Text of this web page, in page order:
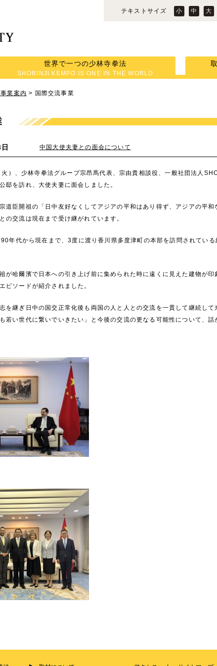
テキストサイズ 小 中 大
世界で一つの少林寺拳法
SHORINJI KEMPO IS ONE IN THE WORLD
業案内 > 国際交流事業
中国大使夫妻との面会について
）、少林寺拳法グループ宗昂馬代表、宗由貴相談役、一般社団法人
邸を訪れ、大使夫妻に面会しました。
道臣開祖の「日中友好なくしてアジアの平和はあり得ず、アジアの平
の交流は現在まで受け継がれています。
年代から現在まで、3度に渡り香川県多度津町の本部を訪問されてい
が哈爾濱で日本への引き上げ前に集められた時に遠くに見えた建物が
ピソードが紹介されました。
を継ぎ日中の国交正常化後も両国の人と人との交流を一貫して継続し
若い世代に繋いでいきたい」と今後の交流の更なる可能性について、話